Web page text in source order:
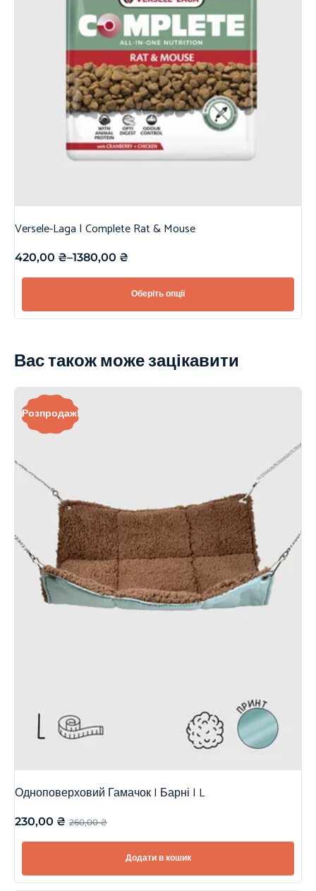
Versele-Laga | Complete Rat & Mouse
420,00 ₴–1380,00 ₴
Оберіть опції
Вас також може зацікавити
Розпродаж!
Одноповерховий Гамачок | Барні | L
260,00₴
230,00 ₴
Додати в кошик